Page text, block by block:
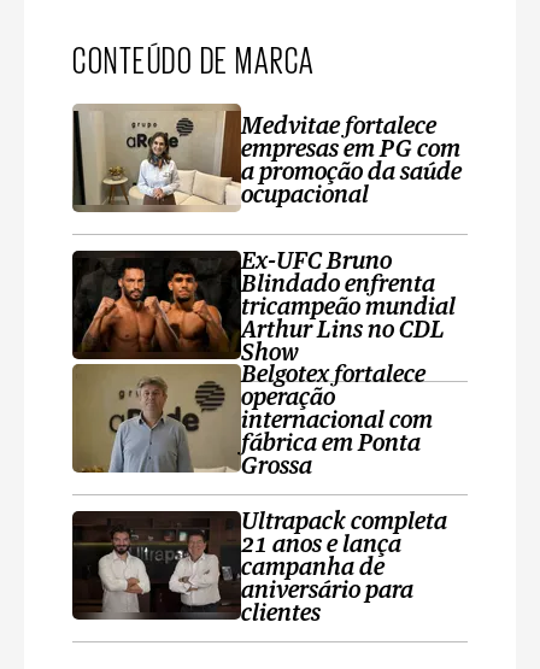
CONTEÚDO DE MARCA
Medvitae fortalece
empresas em PG com
a promoção da saúde
ocupacional
Ex-UFC Bruno
Blindado enfrenta
tricampeão mundial
Arthur Lins no CDL
Show
Belgotex fortalece
operação
internacional com
fábrica em Ponta
Grossa
Ultrapack completa
21 anos e lança
campanha de
aniversário para
clientes